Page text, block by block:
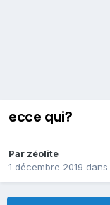
ecce qui?
Par zéolite
1 décembre 2019 dans